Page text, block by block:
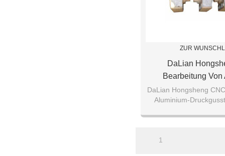
ZUR
DaLian
Bearbeitung Von
Druckgussteilen Mit
DaLian Hongsheng
Aluminium-
1